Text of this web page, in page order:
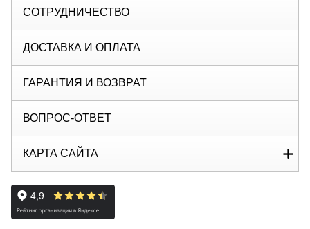
СОТРУДНИЧЕСТВО
ДОСТАВКА И ОПЛАТА
ГАРАНТИЯ И ВОЗВРАТ
ВОПРОС-ОТВЕТ
КАРТА САЙТА